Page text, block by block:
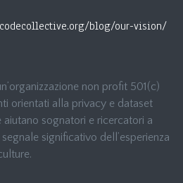
blog/our-vision/
non profit 501(c)
orientati alla privacy e dataset
sognatori e ricercatori a
significativo dell’esperienza